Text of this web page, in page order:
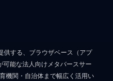
供する、ブラウザベース（アプ
可能な法人向けメタバースサー
機関・自治体まで幅広く活用い